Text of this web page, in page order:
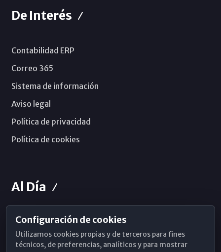
De Interés
Contabilidad ERP
Correo 365
Sistema de información
Aviso legal
Política de privacidad
Política de cookies
Al Día
Horarios de Misa
Hemeroteca
Configuración de cookies
Utilizamos cookies propias y de terceros para fines
técnicos, de preferencias, analíticos y para mostrar